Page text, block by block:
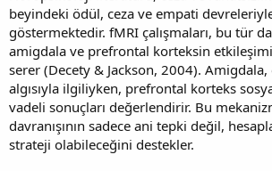
beyindeki ödül, ceza ve empati
göstermektedir. fMRI çalışmaları, bu tür
amigdala ve prefrontal korteksin
serer (Decety & Jackson, 2004).
algısıyla ilgiliyken, prefrontal korteks
vadeli sonuçları değerlendirir. Bu
davranışının sadece ani tepki değil,
strateji olabileceğini destekler.